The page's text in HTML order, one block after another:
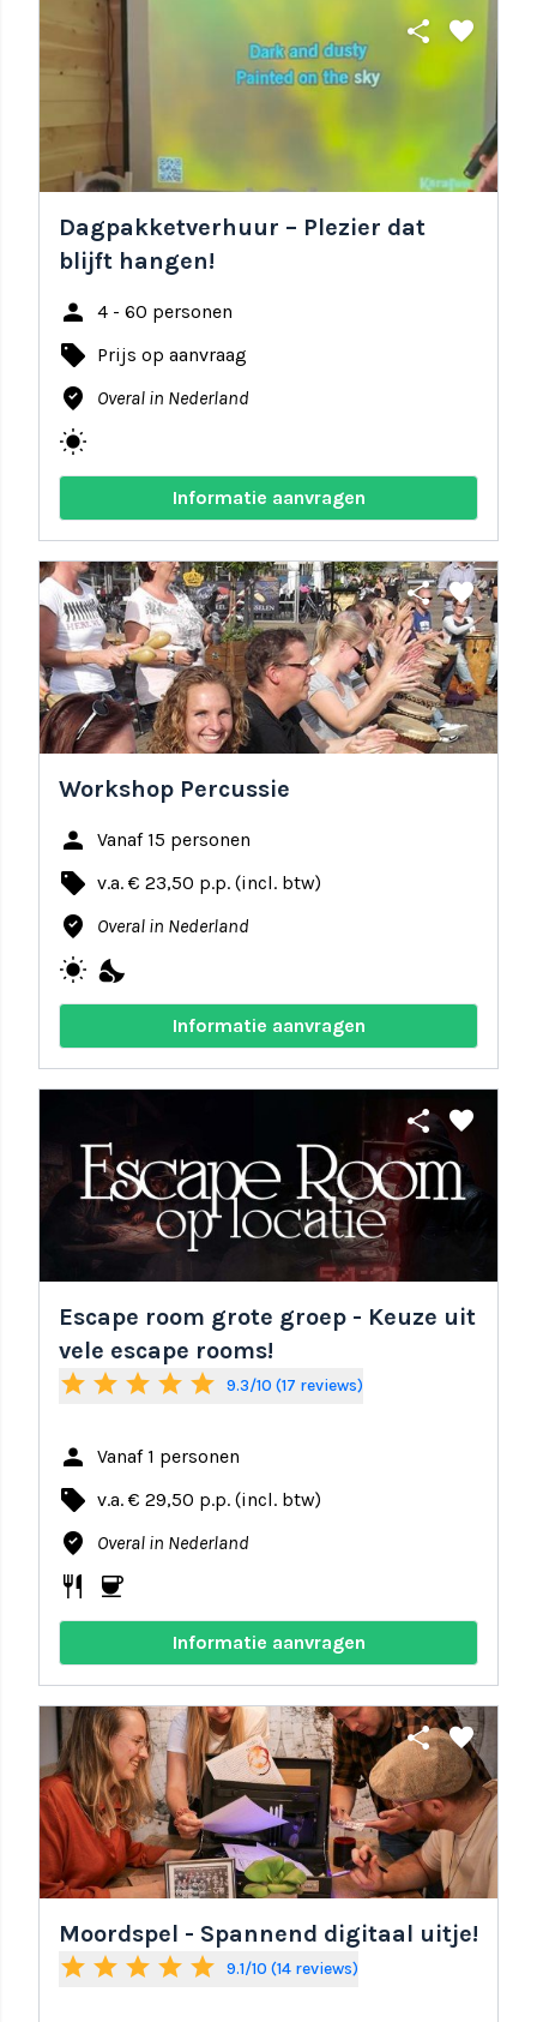
share favorite
Dagpakketverhuur – Plezier dat
blijft hangen!
person 4 - 60 personen
local_offer Prijs op aanvraag
where_to_vote Overal in Nederland
wb_sunny
Informatie aanvragen
share favorite
Workshop Percussie
person Vanaf 15 personen
local_offer v.a. € 23,50 p.p. (incl. btw)
where_to_vote Overal in Nederland
wb_sunny nights_stay
Informatie aanvragen
share favorite
Escape room grote groep - Keuze uit
vele escape rooms!
star star star star star 9.3/10 (17 reviews)
person Vanaf 1 personen
local_offer v.a. € 29,50 p.p. (incl. btw)
where_to_vote Overal in Nederland
restaurant coffee
Informatie aanvragen
share favorite
Moordspel - Spannend digitaal uitje!
star star star star star 9.1/10 (14 reviews)